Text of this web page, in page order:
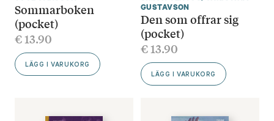
Sommarboken
(pocket)
€13.90
LÄGG I VARUKORG
GUSTAVSON
Den som offrar sig
(pocket)
€13.90
LÄGG I VARUKORG